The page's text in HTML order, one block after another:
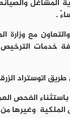
.
مع وزارة
خدمات
اتوستراد
الفحص
وغيرها